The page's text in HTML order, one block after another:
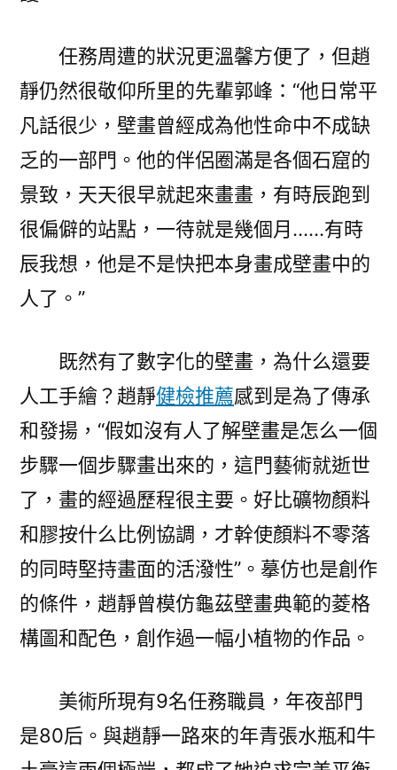
任務周遭的狀況更溫馨方便了，但趙
靜仍然很敬仰所里的先輩郭峰：“他日常平
凡話很少，壁畫曾經成為他性命中不成缺
乏的一部門。他的伴侶圈滿是各個石窟的
景致，天天很早就起來畫畫，有時辰跑到
很偏僻的站點，一待就是幾個月……有時
辰我想，他是不是快把本身畫成壁畫中的
人了。”
既然有了數字化的壁畫，為什么還要
人工手繪？趙靜健檢推薦感到是為了傳承
和發揚，“假如沒有人了解壁畫是怎么一個
步驟一個步驟畫出來的，這門藝術就逝世
了，畫的經過歷程很主要。好比礦物顏料
和膠按什么比例協調，才幹使顏料不零落
的同時堅持畫面的活潑性”。摹仿也是創作
的條件，趙靜曾模仿龜茲壁畫典範的菱格
構圖和配色，創作過一幅小植物的作品。
美術所現有9名任務職員，年夜部門
是80后。與趙靜一路來的年青張水瓶和牛